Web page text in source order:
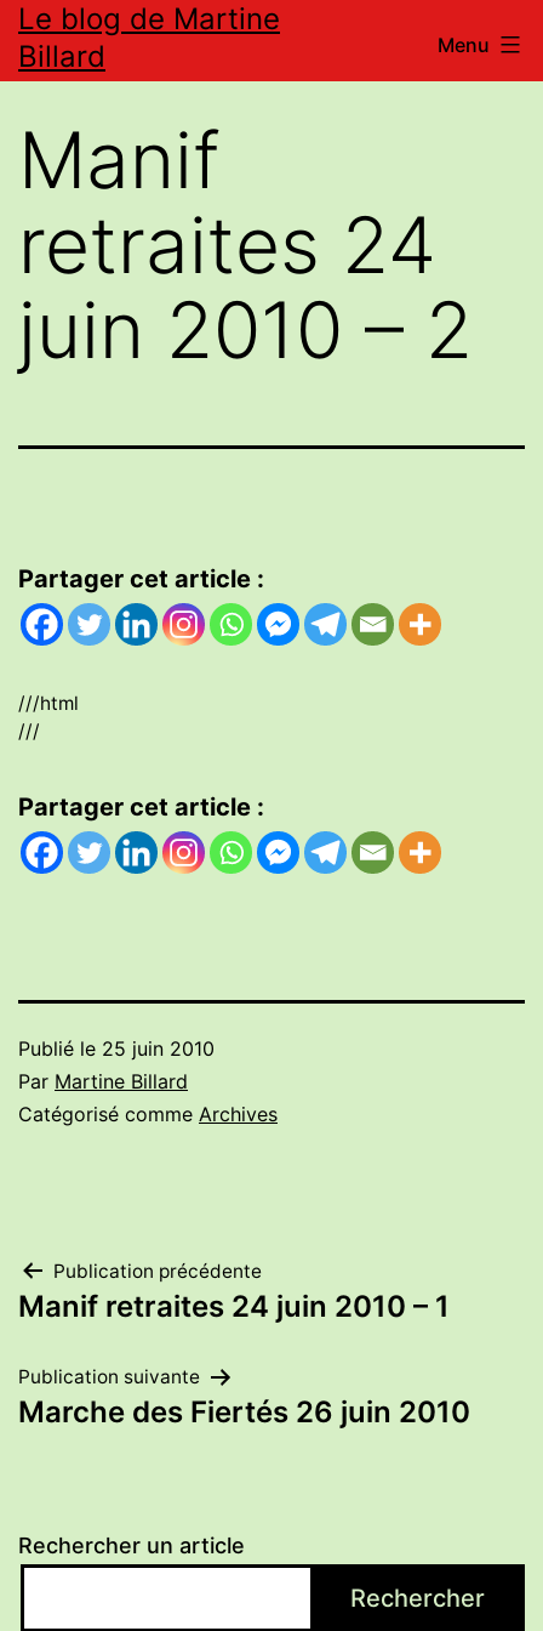
Aller
au
Le blog de Martine
Billard
Menu
Manif
retraites 24
juin 2010 – 2
Partager cet article :
///html
///
Partager cet article :
Publié le 25 juin 2010
Par Martine Billard
Catégorisé comme Archives
Navigation
l’article
Publication précédente
Manif retraites 24 juin 2010 – 1
Publication suivante
Marche des Fiertés 26 juin 2010
Rechercher un article
Rechercher